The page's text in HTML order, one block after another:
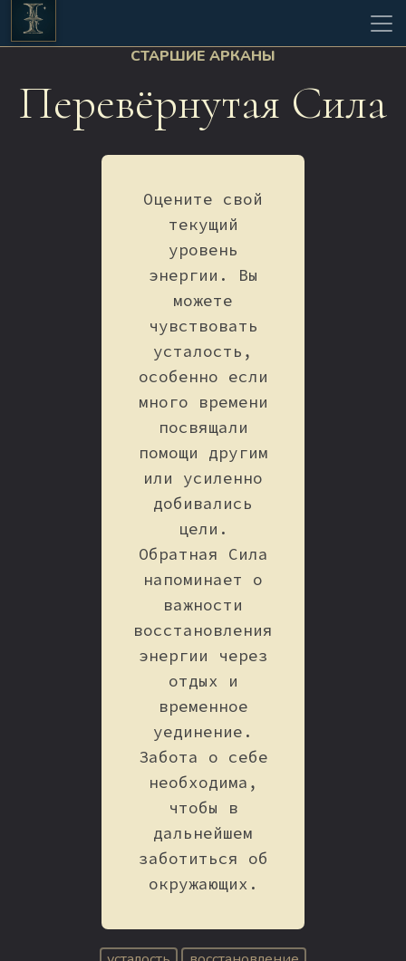
СТАРШИЕ АРКАНЫ
Перевёрнутая Сила
Оцените свой
текущий
уровень
энергии. Вы
можете
чувствовать
усталость,
особенно если
много времени
посвящали
помощи другим
или усиленно
добивались
цели.
Обратная Сила
напоминает о
важности
восстановления
энергии через
отдых и
временное
уединение.
Забота о себе
необходима,
чтобы в
дальнейшем
заботиться об
окружающих.